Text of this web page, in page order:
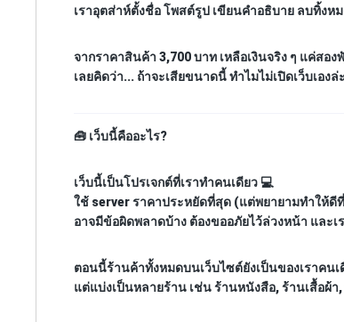
เราอุตส่าห์ตั้งชื่อ โพสต์รูป เขียนคำอธิบาย ลบทิ้งห
จากราคาสินค้า 3,700 บาท เหลือเงินจริง ๆ แค่สอง
เลยคิดว่า... ถ้าจะเสียขนาดนี้ ทำไมไม่เปิดเว็บเองล่
🧰 เว็บนี้คืออะไร?
เว็บนี้เป็นโปรเจกต์ที่เราทำคนเดียว 💻
ใช้ server ราคาประหยัดที่สุด (แต่พยายามทำให้ดี
อาจมีข้อผิดพลาดบ้าง ต้องขออภัยไว้ล่วงหน้า และ
ตอนนี้ร้านค้าทั้งหมดบนเว็บไซต์ยังเป็นของเราคนเ
แต่แบ่งเป็นหลายร้าน เช่นร้านหนังสือ,ร้านเสื้อผ้า,